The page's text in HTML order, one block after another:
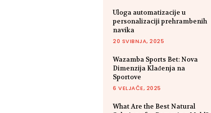
Uloga automatizacije u
personalizaciji prehrambenih
navika
20 SVIBNJA, 2025
Wazamba Sports Bet: Nova
Dimenzija Klađenja na
Sportove
6 VELJAČE, 2025
What Are the Best Natural